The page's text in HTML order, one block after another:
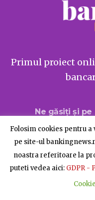
Primul proiect
Ne găsiți și pe
©
Despre
Folosim cookies pentru
pe site-ul
noastra referitoare la
puteti vedea aici: GDPR -
Cookie